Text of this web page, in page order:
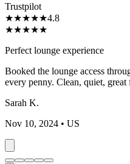
Trustpilot
★★★★★4.8
★★★★★
Perfect lounge experience
Booked the lounge access
every penny. Clean, quiet,
Sarah K.
Nov 10, 2024 • US